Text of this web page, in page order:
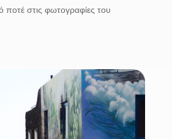
ποτέ στις φωτογραφίες του